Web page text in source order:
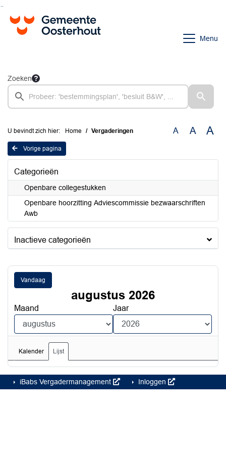
Menu
Zoeken
U bevindt zich hier: Home Vergaderingen A A A
Vorige pagina
Categorieën
Openbare collegestukken
Openbare hoorzitting Adviescommissie bezwaarschriften
Awb
Inactieve categorieën
Vandaag
augustus 2026
Maand Jaar
Kalender Lijst
iBabs Vergadermanagement Inloggen